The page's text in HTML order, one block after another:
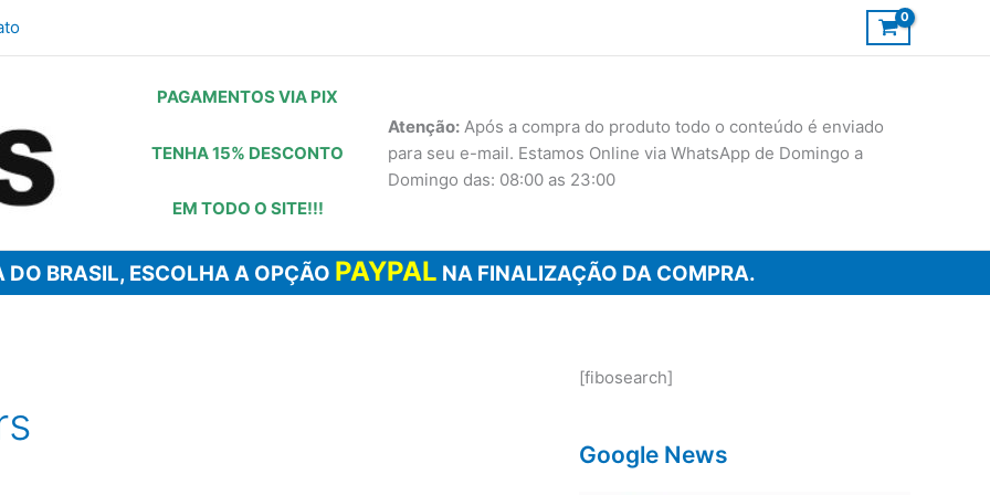
PAGAMENTOS VIA PIX
TENHA 15% DESCONTO
EM TODO O SITE!!!
Atenção: Após a compra do produto todo o conteúdo é enviado
para seu e-mail. Estamos Online via WhatsApp de Domingo a
Domingo das: 08:00 as 23:00
DO BRASIL, ESCOLHA A OPÇÃO PAYPAL NA FINALIZAÇÃO DA COMPRA.
[fibosearch]
Google News